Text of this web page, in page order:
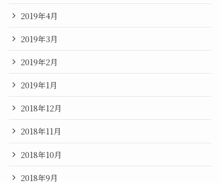
2019年4月
2019年3月
2019年2月
2019年1月
2018年12月
2018年11月
2018年10月
2018年9月